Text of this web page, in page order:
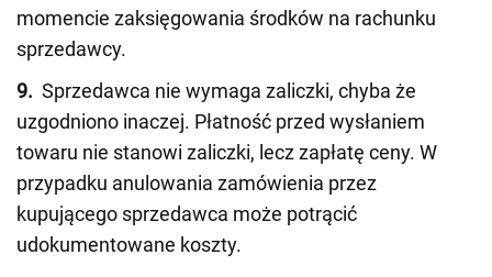
momencie zaksięgowania środków na rachunku
sprzedawcy.
9. Sprzedawca nie wymaga zaliczki, chyba że
uzgodniono inaczej. Płatność przed wysłaniem
towaru nie stanowi zaliczki, lecz zapłatę ceny. W
przypadku anulowania zamówienia przez
kupującego sprzedawca może potrącić
udokumentowane koszty.